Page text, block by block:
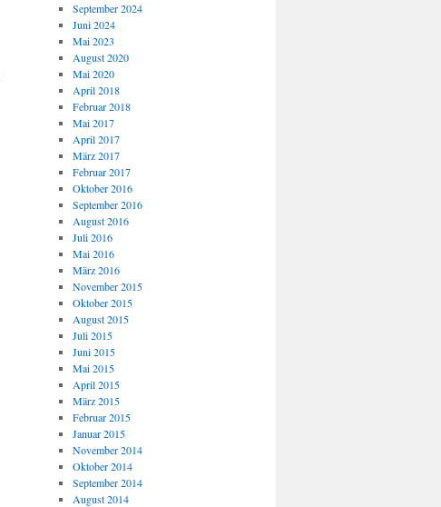
September 2024
Juni 2024
Mai 2023
August 2020
Mai 2020
April 2018
Februar 2018
Mai 2017
April 2017
März 2017
Februar 2017
Oktober 2016
September 2016
August 2016
Juli 2016
Mai 2016
März 2016
November 2015
Oktober 2015
August 2015
Juli 2015
Juni 2015
Mai 2015
April 2015
März 2015
Februar 2015
Januar 2015
November 2014
Oktober 2014
September 2014
August 2014